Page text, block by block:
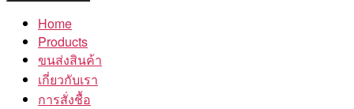
Home
Products
ขนส่งสินค้า
เกี่ยวกับเรา
การสั่งชื้อ